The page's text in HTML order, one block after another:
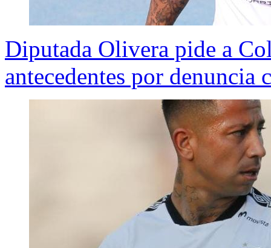
Diputada Olivera pide a
antecedentes por denuncia